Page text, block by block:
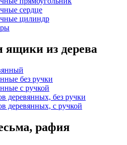
сердце
цилиндр
из дерева
без ручки
с ручкой
деревянных, без ручки
деревянных, с ручкой
рафия